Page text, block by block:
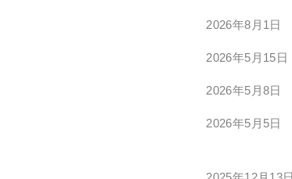
2026年8月1日
2026年5月15日
2026年5月8日
2026年5月5日